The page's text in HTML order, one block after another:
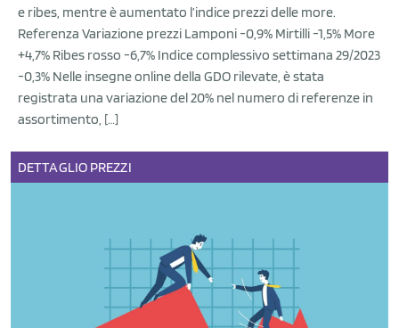
e ribes, mentre è aumentato l’indice prezzi delle more.
Referenza Variazione prezzi Lamponi -0,9% Mirtilli -1,5% More
+4,7% Ribes rosso -6,7% Indice complessivo settimana 29/2023
-0,3% Nelle insegne online della GDO rilevate, è stata
registrata una variazione del 20% nel numero di referenze in
assortimento, […]
DETTAGLIO PREZZI